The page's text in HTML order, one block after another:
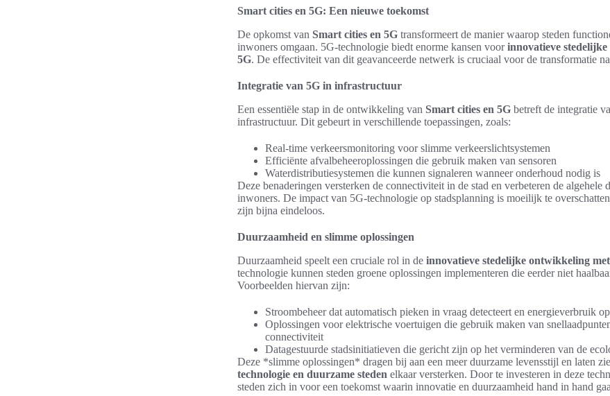
Smart cities en 5G: Een nieuwe toekomst
De opkomst van Smart cities en 5G transformeert de manier waarop steden
inwoners omgaan. 5G-technologie biedt enorme kansen voorinnovatieve
5G. De effectiviteit van dit geavanceerde netwerk is cruciaal voor de transformatie
Integratie van 5G in infrastructuur
Een essentiële stap in de ontwikkeling van Smart cities en 5G betreft de integratie
infrastructuur. Dit gebeurt in verschillende toepassingen, zoals:
Real-time verkeersmonitoring voor slimme verkeerslichtsystemen
Efficiënte afvalbeheeroplossingen die gebruik maken van sensoren
Waterdistributiesystemen die kunnen signaleren wanneer onderhoud nodig is
Deze benaderingen versterken de connectiviteit in de stad en verbeteren de algehele
inwoners. De impact van 5G-technologie op stadsplanning is moeilijk te
zijn bijna eindeloos.
Duurzaamheid en slimme oplossingen
Duurzaamheid speelt een cruciale rol in de innovatieve stedelijke ontwikkeling
technologie kunnen steden groene oplossingen implementeren die eerder niet
Voorbeelden hiervan zijn:
Stroombeheer dat automatisch pieken in vraag detecteert en energieverbruik
Oplossingen voor elektrische voertuigen die gebruik maken van
connectiviteit
Datagestuurde stadsinitiatieven die gericht zijn op het verminderen van de
Deze *slimme oplossingen* dragen bij aan een meer duurzame levensstijl en laten
technologie en duurzame steden elkaar versterken. Door te investeren in deze
steden zich in voor een toekomst waarin innovatie en duurzaamheid hand in hand